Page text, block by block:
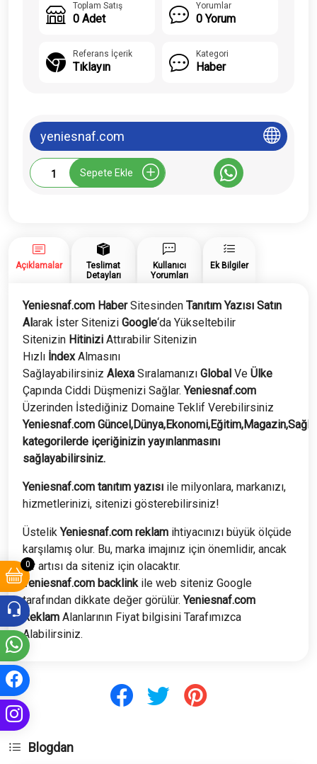
0
Toplam Satış
0 Adet
Yorumlar
0 Yorum
Referans İçerik
Tıklayın
Kategori
Haber
yeniesnaf.com
Yeniesnaf.com
Tanıtım
Sepete Ekle
Açıklamalar
Teslimat
Detayları
Kullanıcı
Yorumları
Ek Bilgiler
Yeniesnaf.com HaberSitesinden Tanıtım Yazısı Satın
Alarak İster Sitenizi Google‘da Yükseltebilir
Sitenizin Hitinizi Attırabilir Sitenizin
Hızlı İndexAlmasını
Sağlayabilirsiniz Alexa Sıralamanızı Global Ve Ülke
Çapında Ciddi Düşmenizi Sağlar. Yeniesnaf.com
Üzerinden İstediğiniz Domaine Teklif Verebilirsiniz
Yeniesnaf.com
kategorilerde içeriğinizin yayınlanmasını
sağlayabilirsiniz.
Yeniesnaf.com tanıtım yazısı ile milyonlara, markanızı,
hizmetlerinizi, sitenizi gösterebilirsiniz!
Üstelik Yeniesnaf.com reklam ihtiyacınızı büyük ölçüde
karşılamış olur. Bu, marka imajınız için önemlidir, ancak
bir artısı da siteniz için olacaktır.
Yeniesnaf.com backlinkile web siteniz Google
tarafından dikkate değer görülür. Yeniesnaf.com
Reklam Alanlarının Fiyat bilgisini Tarafımızca
Alabilirsiniz.
Blogdan